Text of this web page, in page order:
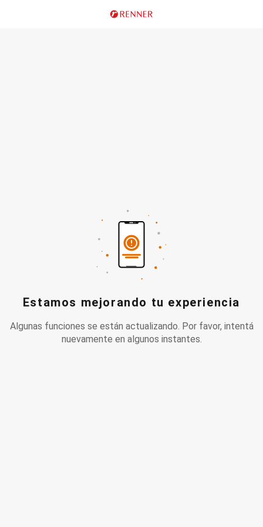
Estamos mejorando tu experiencia
Algunas funciones se están actualizando. Por favor, intentá
nuevamente en algunos instantes.